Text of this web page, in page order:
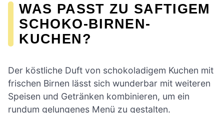
WAS PASST ZU SAFTIGEM
SCHOKO-BIRNEN-
KUCHEN?
Der köstliche Duft von schokoladigem Kuchen mit
frischen Birnen lässt sich wunderbar mit weiteren
Speisen und Getränken kombinieren, um ein
rundum gelungenes Menü zu gestalten.